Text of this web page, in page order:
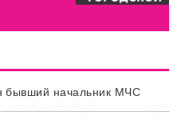
бывший начальник МЧС